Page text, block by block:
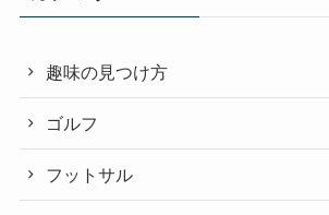
趣味の見つけ方
ゴルフ
フットサル